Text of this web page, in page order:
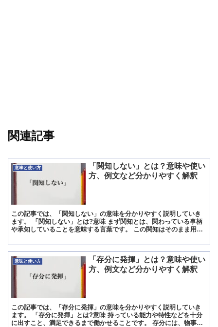
関連記事
意味と使い方
「関知しない」とは？意味や使い
方、例文など分かりやすく解釈
この記事では、「関知しない」の意味を分かりやすく説明していき
ます。 「関知しない」とは?意味 まず関知とは、関わっている事柄
や承知していることを意味する言葉です。 この関知はそのまま用い
意味と使い方
「存分に発揮」とは？意味や使い
方、例文など分かりやすく解釈
この記事では、「存分に発揮」の意味を分かりやすく説明していき
ます。 「存分に発揮」とは?意味 持っている能力や特性などを十分
に出すこと、満足できるまで働かせることです。 存分には、物事を